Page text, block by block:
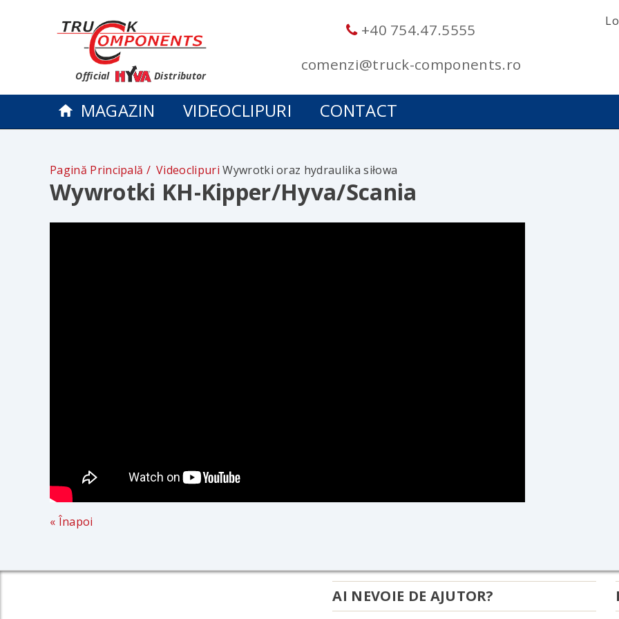
Official Distributor
+40 754.47.5555
comenzi@truck-components.ro
MAGAZIN VIDEOCLIPURI CONTACT
Pagină Principală Videoclipuri Wywrotki oraz hydraulika siłowa
Wywrotki KH-Kipper/Hyva/Scania
« Înapoi
AI NEVOIE DE AJUTOR?